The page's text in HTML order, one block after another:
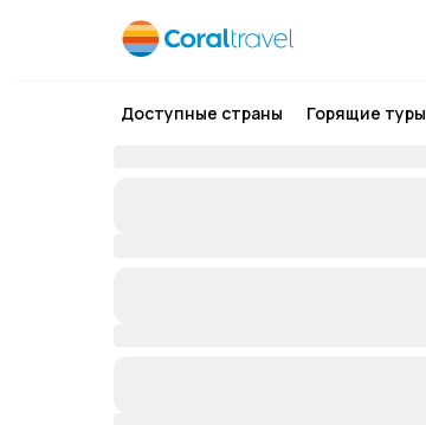
Доступные страны Горящие туры